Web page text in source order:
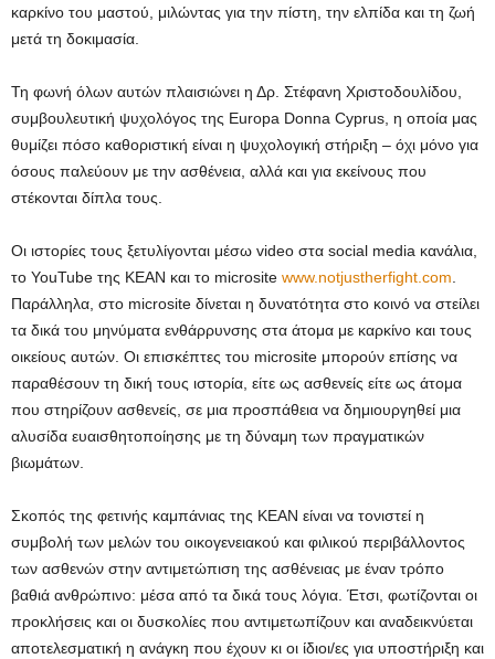
καρκίνο του μαστού, μιλώντας για την πίστη, την ελπίδα και τη ζωή
μετά τη δοκιμασία.
Τη φωνή όλων αυτών πλαισιώνει η Δρ. Στέφανη Χριστοδουλίδου,
συμβουλευτική ψυχολόγος της Europa Donna Cyprus, η οποία μας
θυμίζει πόσο καθοριστική είναι η ψυχολογική στήριξη – όχι μόνο για
όσους παλεύουν με την ασθένεια, αλλά και για εκείνους που
στέκονται δίπλα τους.
Οι ιστορίες τους ξετυλίγονται μέσω video στα social media κανάλια,
το YouTube της KEAN και το microsite www.notjustherfight.com.
Παράλληλα, στο microsite δίνεται η δυνατότητα στο κοινό να στείλει
τα δικά του μηνύματα ενθάρρυνσης στα άτομα με καρκίνο και τους
οικείους αυτών. Οι επισκέπτες του microsite μπορούν επίσης να
παραθέσουν τη δική τους ιστορία, είτε ως ασθενείς είτε ως άτομα
που στηρίζουν ασθενείς, σε μια προσπάθεια να δημιουργηθεί μια
αλυσίδα ευαισθητοποίησης με τη δύναμη των πραγματικών
βιωμάτων.
Σκοπός της φετινής καμπάνιας της KEAN είναι να τονιστεί η
συμβολή των μελών του οικογενειακού και φιλικού περιβάλλοντος
των ασθενών στην αντιμετώπιση της ασθένειας με έναν τρόπο
βαθιά ανθρώπινο: μέσα από τα δικά τους λόγια. Έτσι, φωτίζονται οι
προκλήσεις και οι δυσκολίες που αντιμετωπίζουν και αναδεικνύεται
αποτελεσματική η ανάγκη που έχουν κι οι ίδιοι/ες για υποστήριξη και